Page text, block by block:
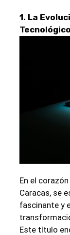
1. La
En el
Caracas, se
fascinante y
Este título